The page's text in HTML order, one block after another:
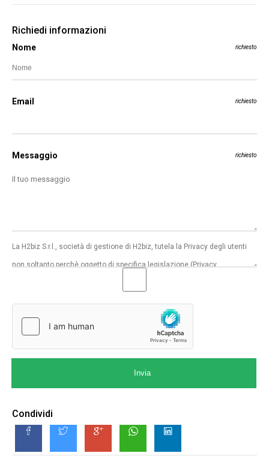
Richiedi informazioni
Nome richiesto
Email richiesto
Messaggio richiesto
Invia
Condividi